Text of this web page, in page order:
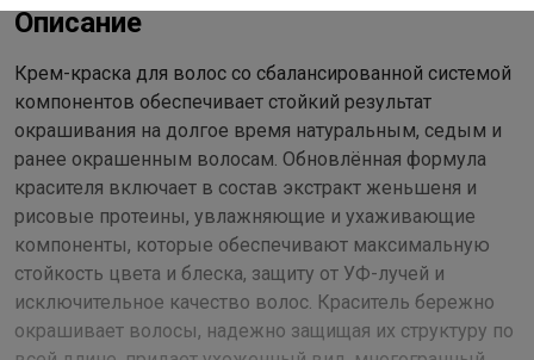
Описание
Крем-краска для волос со сбалансированной системой
компонентов обеспечивает стойкий результат
окрашивания на долгое время натуральным, седым и
ранее окрашенным волосам. Обновлённая формула
красителя включает в состав экстракт женьшеня и
рисовые протеины, увлажняющие и ухаживающие
компоненты, которые обеспечивают максимальную
стойкость цвета и блеска, защиту от УФ-лучей и
исключительное качество волос. Краситель бережно
окрашивает волосы, надежно защищая их структуру по